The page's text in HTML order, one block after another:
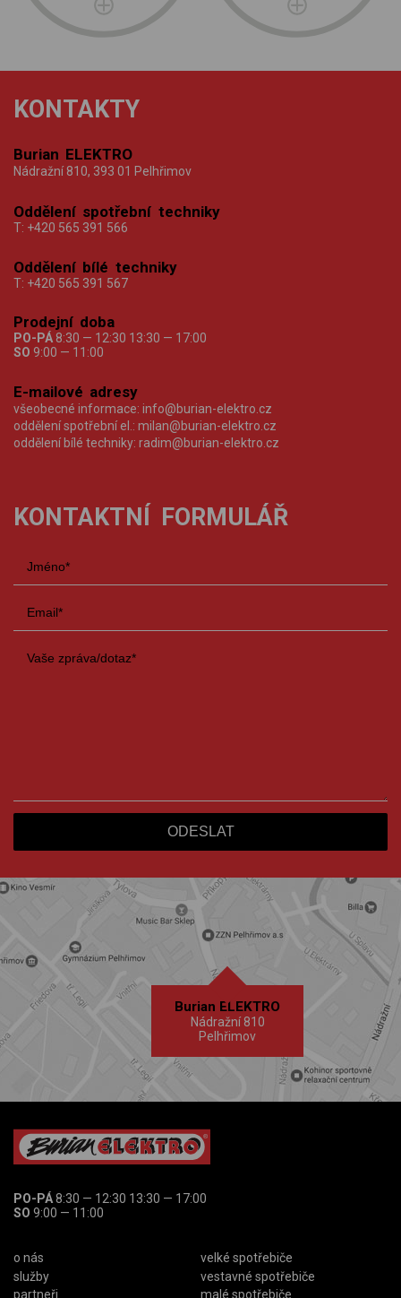
KONTAKTY
Burian ELEKTRO
Nádražní 810, 393 01 Pelhřimov
Oddělení spotřební techniky
T: +420 565 391 566
Oddělení bílé techniky
T: +420 565 391 567
Prodejní doba
PO-PÁ 8:30 — 12:30 13:30 — 17:00
SO 9:00 — 11:00
E-mailové adresy
všeobecné informace: info@burian-elektro.cz
oddělení spotřební el.: milan@burian-elektro.cz
oddělení bílé techniky: radim@burian-elektro.cz
KONTAKTNÍ FORMULÁŘ
Burian ELEKTRO
Nádražní 810
Pelhřimov
PO-PÁ8:30 — 12:30 13:30 — 17:00
SO 9:00 — 11:00
o nás
služby
partneři
velké spotřebiče
vestavné spotřebiče
malé spotřebiče